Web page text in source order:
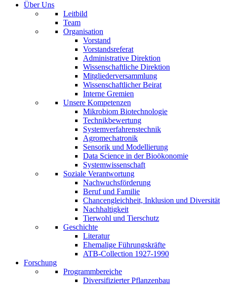
Über Uns
Leitbild
Team
Organisation
Vorstand
Vorstandsreferat
Administrative Direktion
Wissenschaftliche Direktion
Mitgliederversammlung
Wissenschaftlicher Beirat
Interne Gremien
Unsere Kompetenzen
Mikrobiom Biotechnologie
Technikbewertung
Systemverfahrenstechnik
Agromechatronik
Sensorik und Modellierung
Data Science in der Bioökonomie
Systemwissenschaft
Soziale Verantwortung
Nachwuchsförderung
Beruf und Familie
Chancengleichheit, Inklusion und Diversität
Nachhaltigkeit
Tierwohl und Tierschutz
Geschichte
Literatur
Ehemalige Führungskräfte
ATB-Collection 1927-1990
Forschung
Programmbereiche
Diversifizierter Pflanzenbau